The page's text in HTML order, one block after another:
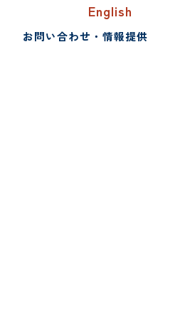
English
お問い合わせ・情報提供